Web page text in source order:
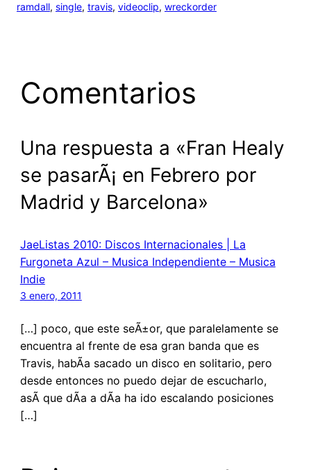
ramdall, single, travis, videoclip, wreckorder
Comentarios
Una respuesta a «Fran Healy
se pasarÃ¡ en Febrero por
Madrid y Barcelona»
JaeListas 2010: Discos Internacionales | La
Furgoneta Azul – Musica Independiente – Musica
Indie
3 enero, 2011
[…] poco, que este seÃ±or, que paralelamente se
encuentra al frente de esa gran banda que es
Travis, habÃ­a sacado un disco en solitario, pero
desde entonces no puedo dejar de escucharlo,
asÃ­ que dÃ­a a dÃ­a ha ido escalando posiciones
[…]